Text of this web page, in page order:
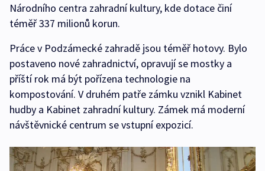
Národního centra zahradní kultury, kde dotace činí
téměř 337 milionů korun.
Práce v Podzámecké zahradě jsou téměř hotovy. Bylo
postaveno nové zahradnictví, opravují se mostky a
příští rok má být pořízena technologie na
kompostování. V druhém patře zámku vznikl Kabinet
hudby a Kabinet zahradní kultury. Zámek má moderní
návštěvnické centrum se vstupní expozicí.